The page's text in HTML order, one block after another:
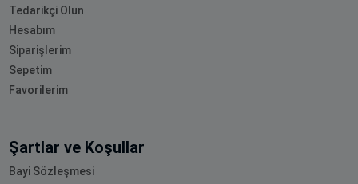
Tedarikçi Olun
Hesabım
Siparişlerim
Sepetim
Favorilerim
Şartlar ve Koşullar
Bayi Sözleşmesi